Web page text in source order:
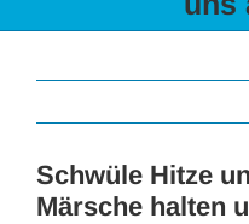
Schwüle Hitze
Märsche halten